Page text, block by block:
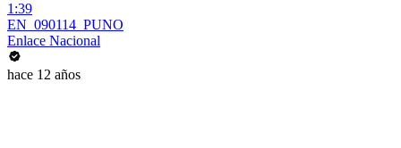
1:39
EN_090114_PUNO
Enlace Nacional
hace 12 años